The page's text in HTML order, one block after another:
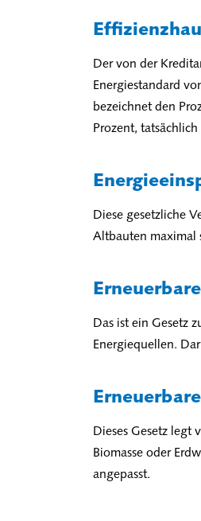
Der von der
Energiestandard
bezeichnet den
Prozent,
Diese gesetzliche
Altbauten maximal
Das ist ein Gesetz
Energiequellen.
Dieses Gesetz legt
Biomasse oder
angepasst.